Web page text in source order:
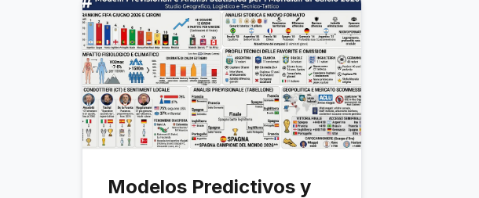
Modelos Predictivos y